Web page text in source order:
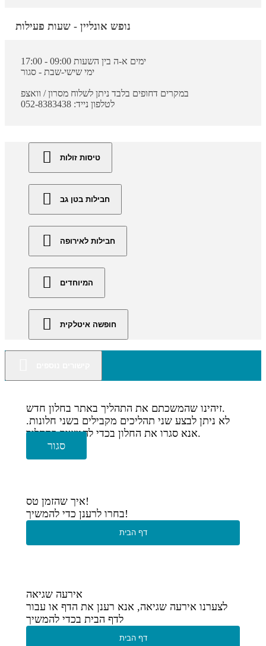
נופש אונליין - שעות פעילות
ימים א-ה בין השעות 09:00 - 17:00
ימי שישי-שבת - סגור
במקרים דחופים בלבד ניתן לשלוח מסרון / וואצפ
לטלפון נייד: 052-8383438
טיסות זולות
חבילות בטן גב
חבילות לאירופה
המיוחדים
חופשה איטלקית
זיהינו שהמשכתם את התהליך באתר בחלון חדש.
לא ניתן לבצע שני תהליכים מקבילים בשני חלונות.
אנא סגרו את החלון בכדי להמשיך בתהליך.
סגור
איך שהזמן טס!
בחרו לרענן כדי להמשיך!
דף הבית
אירעה שגיאה
לצערנו אירעה שגיאה, אנא רענן את הדף או עבור
לדף הבית בכדי להמשיך
דף הבית